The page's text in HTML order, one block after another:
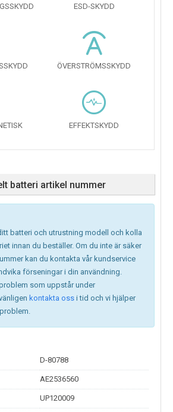
ESD-SKYDD
ÖVERSTRÖMSSKYDD
EFFEKTSKYDD
batteri artikel nummer
batteri och utrustning modell och kolla
innan du beställer. Om du inte är säker
kan du kontakta vår kundservice
förseningar i din användning.
som uppstår under
kontakta oss i tid och vi hjälper
D-80788
AE2536560
UP120009